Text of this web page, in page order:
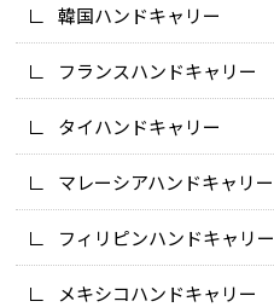
韓国ハンドキャリー
フランスハンドキャリー
タイハンドキャリー
マレーシアハンドキャリー
フィリピンハンドキャリー
メキシコハンドキャリー